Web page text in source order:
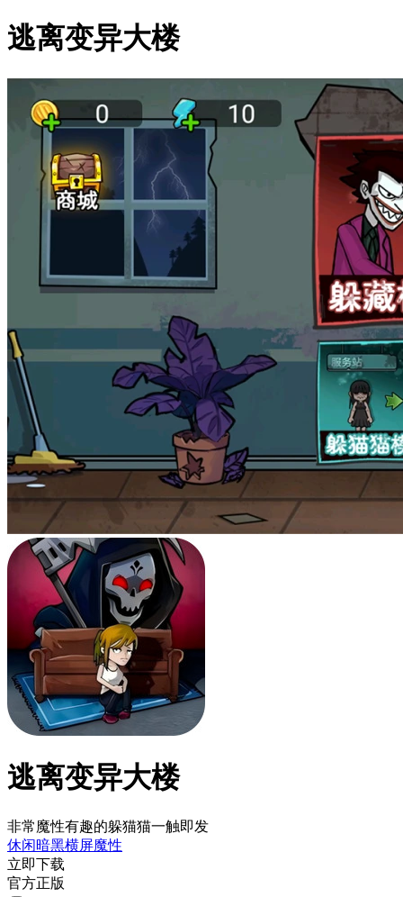
逃离变异大楼
逃离变异大楼
非常魔性有趣的躲猫猫一触即发
休闲暗黑横屏魔性
立即下载
官方正版